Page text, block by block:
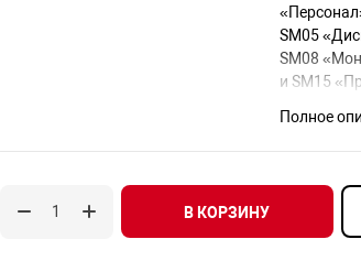
SM05
SM08
и SM15
места для
в том
Полное
В КОРЗИНУ